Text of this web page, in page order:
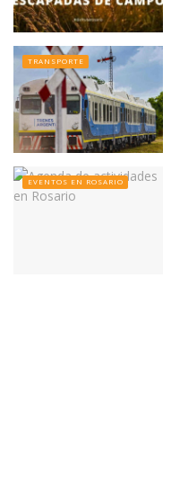
TRANSPORTE
EVENTOS EN ROSARIO